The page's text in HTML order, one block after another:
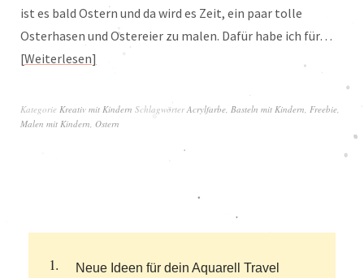
ist es bald Ostern und da wird es Zeit, ein paar tolle
Osterhasen und Ostereier zu malen. Dafür habe ich für…
Weiterlesen
Kategorie Kreativ mit Kindern SchlagwörterAcrylfarbe, Basteln mit Kindern, Freebie,
Malen mit Kindern, Ostern
Neue Ideen für dein Aquarell Travel